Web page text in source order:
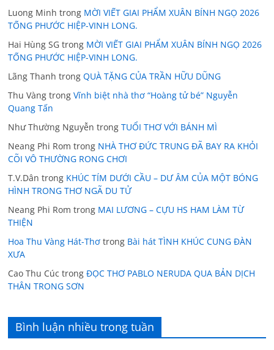
Luong Minh trong MỜI VIẾT GIAI PHẨM XUÂN BÍNH NGỌ 2026
TỐNG PHƯỚC HIỆP-VINH LONG.
Hai Hùng SG trong MỜI VIẾT GIAI PHẨM XUÂN BÍNH NGỌ 2026
TỐNG PHƯỚC HIỆP-VINH LONG.
Lãng Thanh trongQUÀ TẶNG CỦA TRẦN HỮU DŨNG
Thu Vàng trongVĩnh biệt nhà thơ “Hoàng tử bé” Nguyễn
Quang Tấn
Như Thường Nguyễn trongTUỔI THƠ VỚI BÁNH MÌ
Neang Phi Rom trong NHÀ THƠ ĐỨC TRUNG ĐÃ BAY RA KHỎI
CÕI VÔ THƯỜNG RONG CHƠI
T.V.Dân trong KHÚC TÍM DƯỚI CẦU – DƯ ÂM CỦA MỘT BÓNG
HÌNH TRONG THƠ NGÃ DU TỬ
Neang Phi Rom trong MAI LƯƠNG – CỰU HS HAM LÀM TỪ
THIỆN
Hoa Thu Vàng Hát-Thơ trong Bài hát TÌNH KHÚC CUNG ĐÀN
XƯA
Cao Thu Cúc trongĐỌC THƠ PABLO NERUDA QUA BẢN DỊCH
THÂN TRONG SƠN
Bình luận nhiều trong tuần